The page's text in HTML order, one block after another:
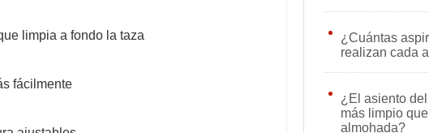
limpia a fondo la taza
fácilmente
¿Cuántas
realizan cada
¿El asiento
más limpio
almohada?